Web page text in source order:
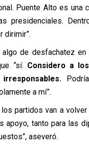
Puente Alto es
presidenciales.
dirimir”.
de desfachatez
“sí. Considero a
a mí”.
partidos van a
apoyo, tanto para las
aseveró.